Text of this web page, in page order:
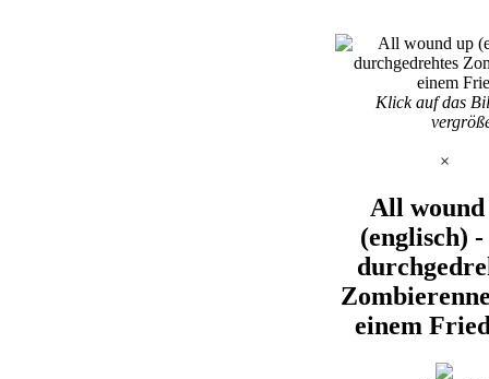
Klick auf das
×
All wound
(englisch)
einem